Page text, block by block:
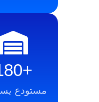
مستودع يستخدم